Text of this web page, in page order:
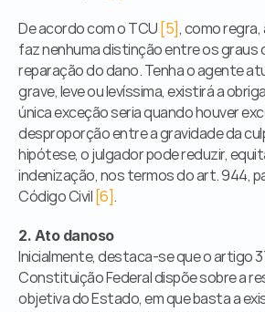
De acordo com o TCU [5], como regra,
faz nenhuma distinção entre os graus
reparação do dano. Tenha o agente
grave, leve ou levíssima, existirá a
única exceção seria quando houver
desproporção entre a gravidade da
hipótese, o julgador pode reduzir,
indenização, nos termos do art. 944,
Código Civil [6].
2. Ato danoso
Inicialmente, destaca-se que o artigo
Constituição Federal dispõe sobre a
objetiva do Estado, em que basta a